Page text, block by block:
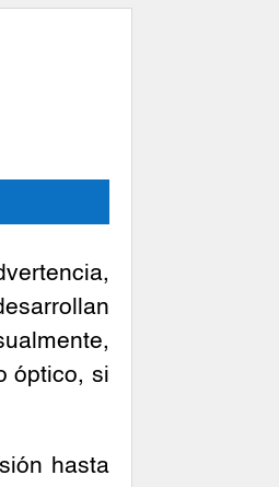
óptico, si
hasta